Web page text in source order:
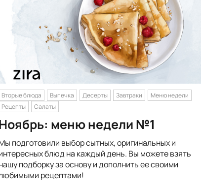
Вторые блюда Выпечка Десерты Завтраки
Меню недели
Рецепты
Салаты
меню недели №1
подготовили выбор сытных, оригинальных и
блюд на каждый день. Вы можете взять
подборку за основу и дополнить ее своими
рецептами!